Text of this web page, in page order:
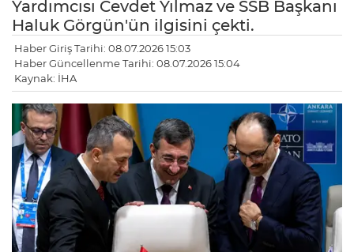
Yardımcısı Cevdet Yılmaz ve SSB Başkanı
Haluk Görgün'ün ilgisini çekti.
Haber Giriş Tarihi: 08.07.2026 15:03
Haber Güncellenme Tarihi: 08.07.2026 15:04
Kaynak: İHA